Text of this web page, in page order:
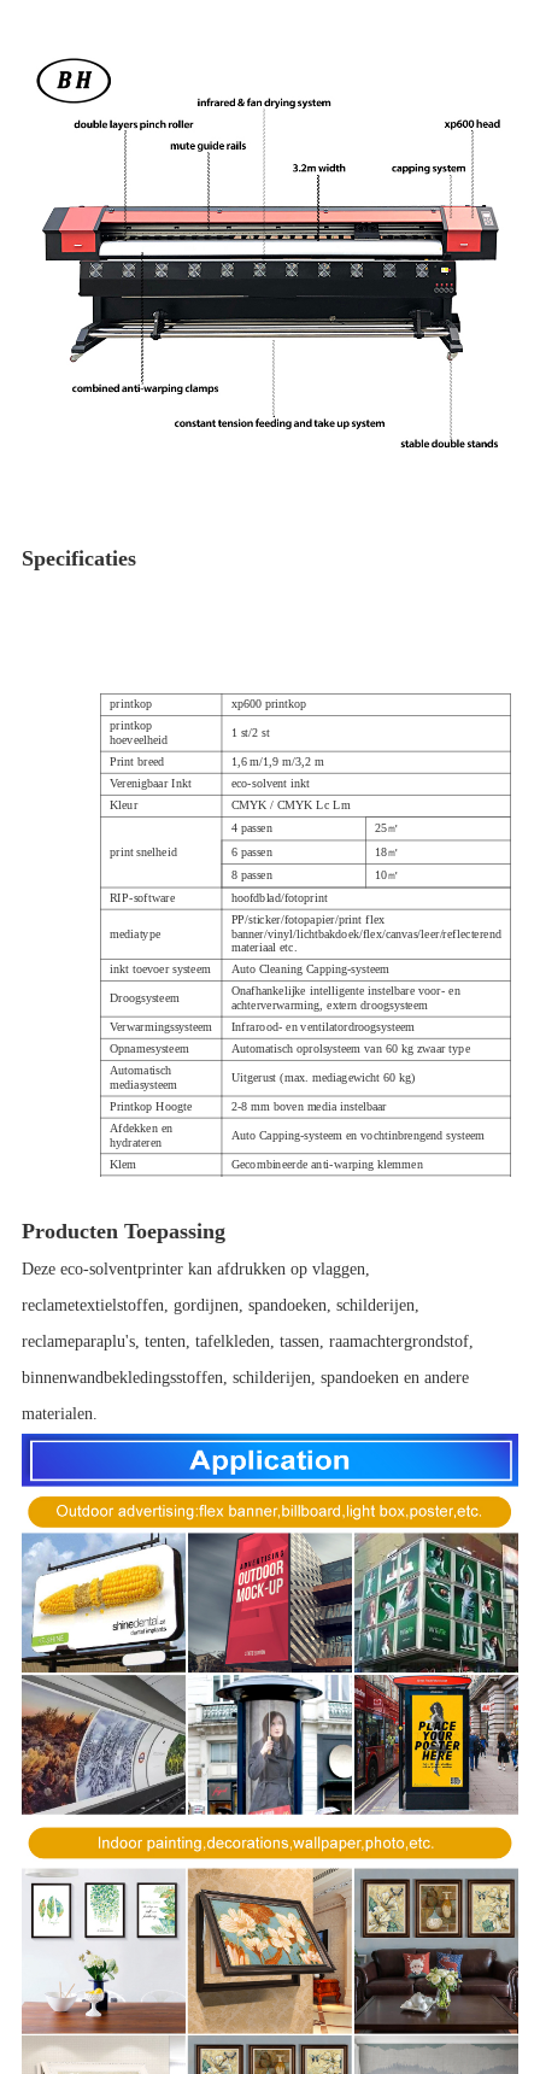
Specificaties
printkop
xp600 printkop
printkop
hoeveelheid
1 st/2 st
Print breed
1,6 m/1,9 m/3,2 m
VerenigbaarInkt
eco-solvent inkt
Kleur
CMYK / CMYK Lc Lm
print snelheid
4 passen
25㎡
6 passen
18㎡
8 passen
10㎡
RIP-software
hoofdblad/fotoprint
mediatype
PP/sticker/fotopapier/print flex
banner/vinyl/lichtbakdoek/flex/canvas/leer/reflecterend
materiaal etc.
inkt toevoer systeem
Auto Cleaning Capping-systeem
Droogsysteem
Onafhankelijke intelligente instelbare voor- en
achterverwarming, extern droogsysteem
Verwarmingssysteem
Infrarood- en ventilatordroogsysteem
Opnamesysteem Automatisch oprolsysteem van 60 kg zwaar type
Automatisch
mediasysteem
Uitgerust (max. mediagewicht 60 kg)
Printkop Hoogte
2-8 mm boven media instelbaar
Afdekken en
hydrateren
Auto Capping-systeem en vochtinbrengend systeem
Klem Gecombineerde anti-warping klemmen
Machine-afmetingen
Grootte van de
verpakking
Machine van 1,6 m (2,7
* 0,6 * 0,7 m)
Producten Toepassing
Deze eco-solventprinter kan afdrukken op vlaggen,
reclametextielstoffen, gordijnen, spandoeken, schilderijen,
reclameparaplu's, tenten, tafelkleden, tassen, raamachtergrondstof,
binnenwandbekledingsstoffen, schilderijen, spandoeken en andere
materialen.